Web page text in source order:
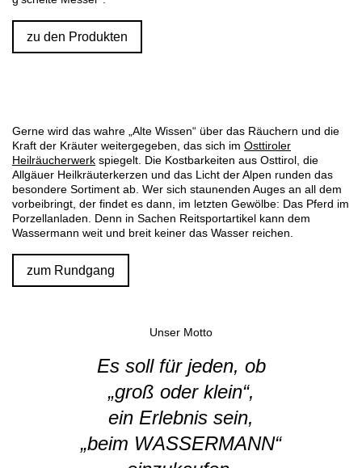
zu den Produkten
Gerne wird das wahre „Alte Wissen“ über das Räuchern und die
Kraft der Kräuter weitergegeben, das sich im Osttiroler
Heilräucherwerk spiegelt. Die Kostbarkeiten aus Osttirol, die
Allgäuer Heilkräuterkerzen und das Licht der Alpen runden das
besondere Sortiment ab. Wer sich staunenden Auges an all dem
vorbeibringt, der findet es dann, im letzten Gewölbe: Das Pferd im
Porzellanladen. Denn in Sachen Reitsportartikel kann dem
Wassermann weit und breit keiner das Wasser reichen.
zum Rundgang
Unser Motto
Es soll für jeden, ob
„groß oder klein“,
ein Erlebnis sein,
„beim WASSERMANN“